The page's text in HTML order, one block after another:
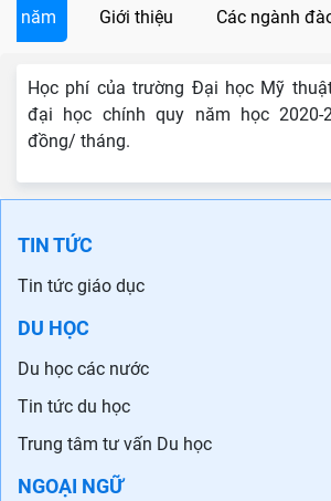
năm Giới thiệu Các ngành
Học phí của trường Đại học Mỹ
đại học chính quy năm học 2020-
đồng/ tháng.
TIN TỨC
Tin tức giáo dục
DU HỌC
Du học các nước
Tin tức du học
Trung tâm tư vấn Du học
NGOẠI NGỮ